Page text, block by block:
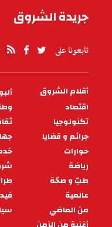
جريدة الشروق
تابعونا على
PIED
DE
PAGE
أقلام الشروق
اقتصاد
تكنولوجيا
جرائم و قضايا
حوارات
رياضة
طبّ و صحّة
عالمية
من الماضي